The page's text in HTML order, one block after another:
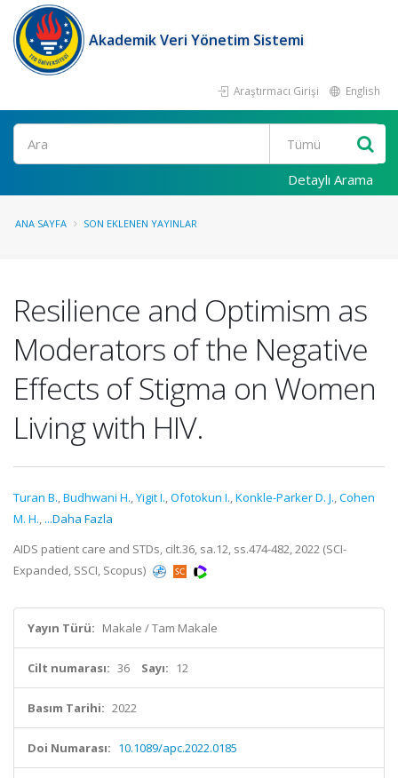
Akademik Veri Yönetim Sistemi
Araştırmacı Girişi English
Ara
Detaylı Arama
ANA SAYFA SON EKLENEN YAYINLAR
Resilience and Optimism as
Moderators of the Negative
Effects of Stigma on Women
Living with HIV.
Turan B.,Budhwani H.,Yigit I.,Ofotokun I.,Konkle-Parker D. J.,Cohen
M. H., ...Daha Fazla
AIDS patient care and STDs, cilt.36, sa.12, ss.474-482, 2022 (SCI-
Expanded, SSCI, Scopus)
Yayın Türü: Makale / Tam Makale
Cilt numarası: 36 Sayı: 12
Basım Tarihi: 2022
Doi Numarası: 10.1089/apc.2022.0185